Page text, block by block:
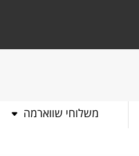
משלוחי שווארמה